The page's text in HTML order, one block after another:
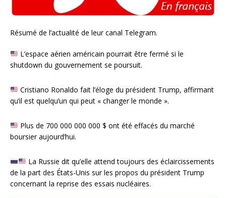
Résumé de l’actualité de leur canal Telegram.
L’espace aérien américain pourrait être fermé si le
shutdown du gouvernement se poursuit.
Cristiano Ronaldo fait l’éloge du président Trump, affirmant
qu’il est quelqu’un qui peut « changer le monde ».
Plus de 700 000 000 000 $ ont été effacés du marché
boursier aujourd’hui.
La Russie dit qu’elle attend toujours des éclaircissements
de la part des États-Unis sur les propos du président Trump
concernant la reprise des essais nucléaires.